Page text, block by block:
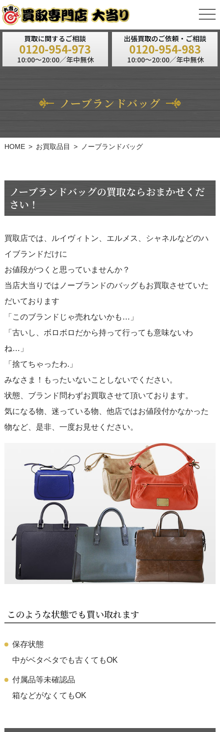
買取に関するご相談
0120-954-973
10:00～20:00／年中無休
出張買取のご依頼・ご相談
0120-954-983
10:00～20:00／年中無休
ノーブランドバッグ
HOME お買取品目 ノーブランドバッグ
ノーブランドバッグの買取ならおまかせくだ
さい！
買取店では、ルイヴィトン、エルメス、シャネルなどのハ
イブランドだけに
お値段がつくと思っていませんか？
当店大当りではノーブランドのバッグもお買取させていた
だいております
「このブランドじゃ売れないかも…」
「古いし、ボロボロだから持って行っても意味ないわ
ね…」
「捨てちゃったわ.」
みなさま！もったいないことしないでください。
状態、ブランド問わずお買取させて頂いております。
気になる物、迷っている物、他店ではお値段付かなかった
物など、是非、一度お見せください。
このような状態でも買い取れます
保存状態
中がベタベタでも古くてもOK
付属品等未確認品
箱などがなくてもOK